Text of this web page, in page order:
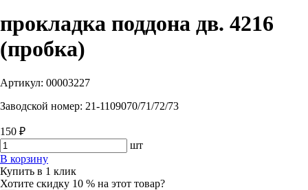
прокладка поддона дв. 4216
(пробка)
Артикул: 00003227
Заводской номер: 21-1109070/71/72/73
150 ₽
шт
В корзину
Купить в 1 клик
Хотите скидку 10 % на этот товар?